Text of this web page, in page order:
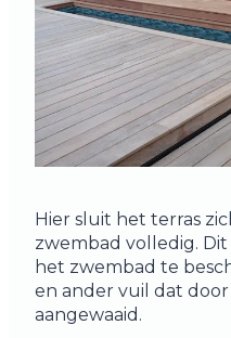
Hier sluit het terras
zwembad volledig. Dit
het zwembad te
en ander vuil dat
aangewaaid.